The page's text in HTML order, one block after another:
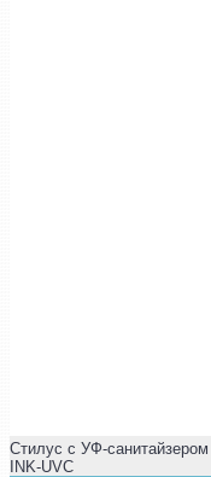
Стилус с УФ-
INK-UVC